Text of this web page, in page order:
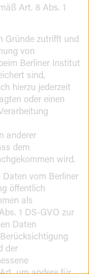
Art. 8 Abs. 1
Gründe zutrifft und
von
Berliner Institut
sind,
hierzu jederzeit
oder einen
anderer
dem
wird.
Daten vom Berliner
öffentlich
als
1 DS-GVO zur
Daten
der